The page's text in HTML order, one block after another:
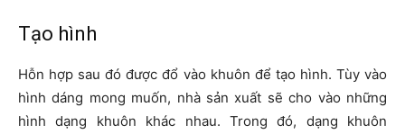
Tạo hình
Hỗn hợp sau đó được đổ vào khuôn để tạo hình. Tùy vào
hình dáng mong muốn, nhà sản xuất sẽ cho vào những
hình dạng khuôn khác nhau. Trong đó, dạng khuôn